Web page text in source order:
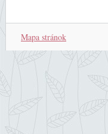
Mapa stránok